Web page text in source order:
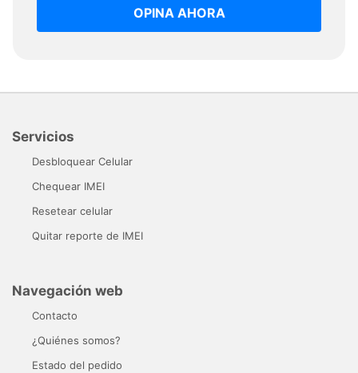
OPINA AHORA
Servicios
Desbloquear Celular
Chequear IMEI
Resetear celular
Quitar reporte de IMEI
Navegación web
Contacto
¿Quiénes somos?
Estado del pedido